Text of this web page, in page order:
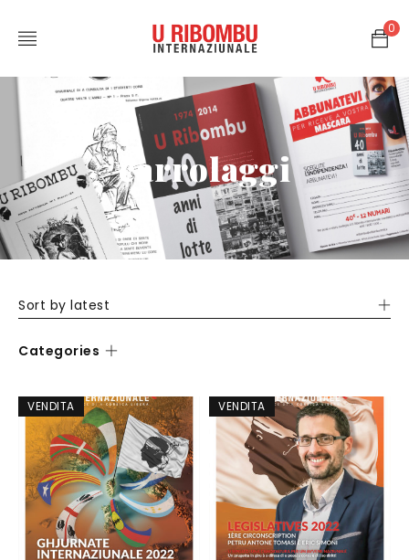
0
carrolaggi
Sort by latest
Categories
VENDITA VENDITA